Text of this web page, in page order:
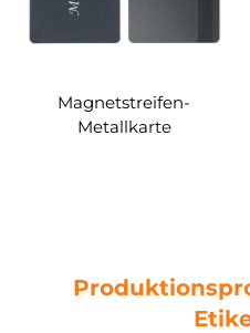
Magnetstreifen-
Metallkarte